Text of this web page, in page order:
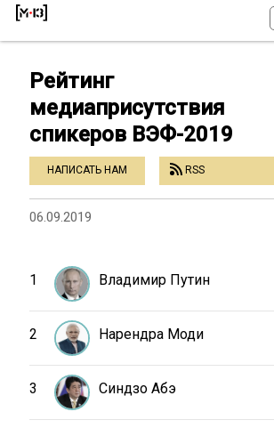
Рейтинг
медиаприсутствия
спикеров ВЭФ-2019
НАПИСАТЬ НАМ RSS
06.09.2019
1
Владимир Путин
2 Нарендра Моди
3 Синдзо Абэ